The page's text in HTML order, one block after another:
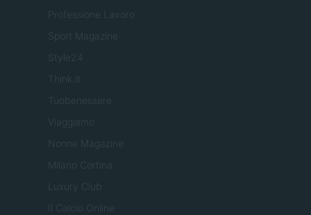
Professione Lavoro
Sport Magazine
Style24
Think.it
Tuobenessere
Viaggiamo
Nonne Magazine
Milano Cortina
Luxury Club
Il Calcio Online